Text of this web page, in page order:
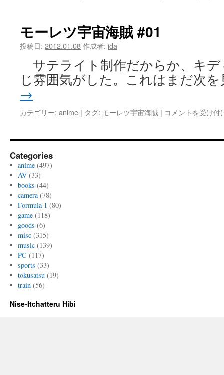
賊
#03
は
モーレツ宇宙海賊 #01
投稿日: 2012.01.08作成者: ida
サテライト制作だからか、キ
じ雰囲気がした。これはまだ次
→
カテゴリー: anime | タグ: モーレツ宇宙海賊 | モ
ツ
コメントを受け付
Categories
anime(497)
AV(33)
books (44)
camera(78)
Formula 1 (80)
game(118)
goods (6)
misc(315)
music(139)
PC (117)
sports (33)
tokusatsu(19)
train(56)
Nise-Itchatteru Hibi